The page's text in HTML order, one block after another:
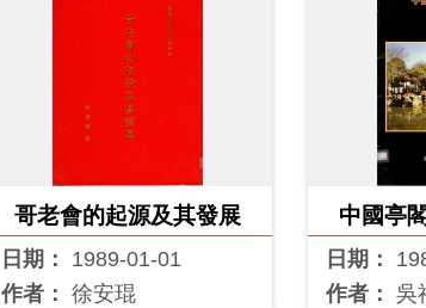
哥老會的起源及其發展
日期：
1989-01-01
作者： 徐安琨
中國亭
日期：
作者： 吳